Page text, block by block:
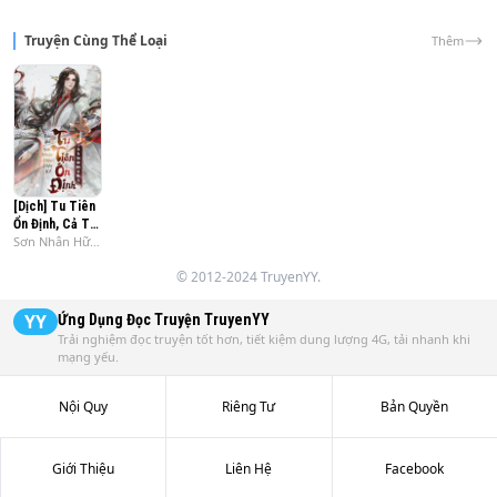
Truyện Cùng Thể Loại Thêm
[Dịch] Tu Tiên
Ổn Định, Cả Tu
Tiên Giới Đều
Sơn Nhân Hữu
© 2012-2024 TruyenYY.
YY Ứng Dụng Đọc Truyện TruyenYY
Trải nghiệm đọc truyện tốt hơn, tiết kiệm dung lượng 4G, tải nhanh khi
mạng yếu.
Nội Quy Riêng Tư Bản Quyền
Giới Thiệu Liên Hệ Facebook